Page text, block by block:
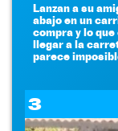
Lanzan a su
abajo en un
compra y lo
llegar a la
parece
3